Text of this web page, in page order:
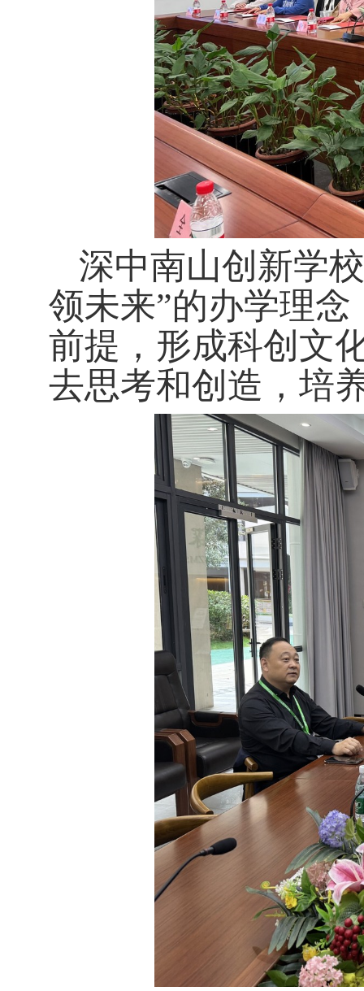
深中南山创新学
领未来”的办学理
前提，形成科创文
去思考和创造，培